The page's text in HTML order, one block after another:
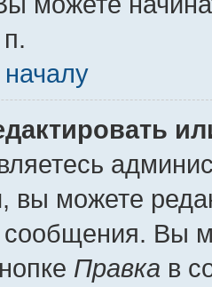
вы можете
Вы
Правка в